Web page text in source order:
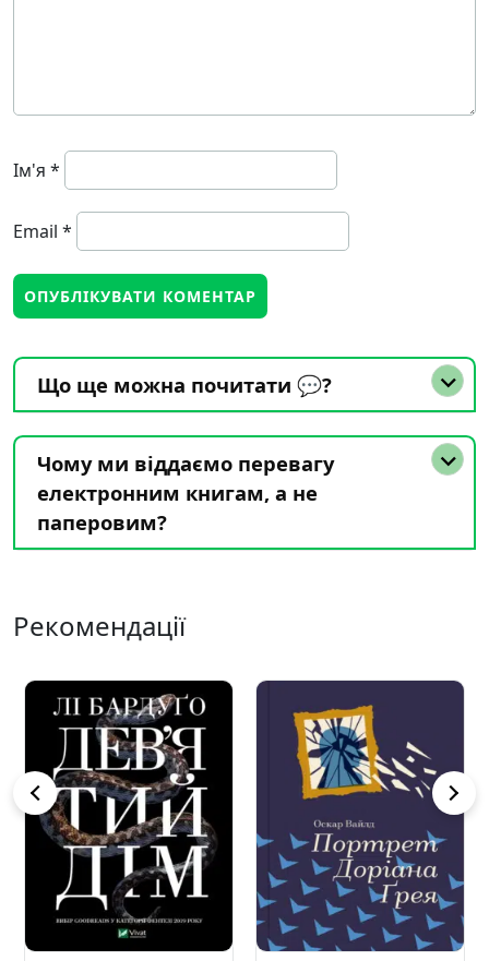
Ім'я *
Email *
Що ще можна почитати 💬?
Чому ми віддаємо перевагу
електронним книгам, а не
паперовим?
Рекомендації